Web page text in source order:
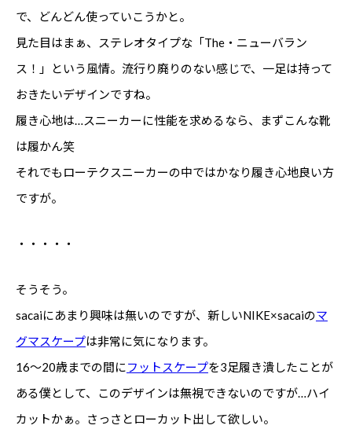
で、どんどん使っていこうかと。
見た目はまぁ、ステレオタイプな「The・ニューバラン
ス！」という風情。流行り廃りのない感じで、一足は持って
おきたいデザインですね。
履き心地は…スニーカーに性能を求めるなら、まずこんな靴
は履かん笑
それでもローテクスニーカーの中ではかなり履き心地良い方
ですが。
・・・・・
そうそう。
sacaiにあまり興味は無いのですが、新しいNIKE×sacaiのマ
グマスケープは非常に気になります。
16〜20歳までの間にフットスケープを3足履き潰したことが
ある僕として、このデザインは無視できないのですが…ハイ
カットかぁ。さっさとローカット出して欲しい。